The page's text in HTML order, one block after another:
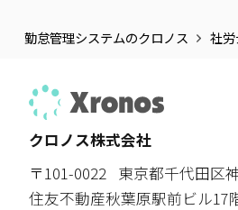
勤怠管理システムのクロノス 社
クロノス株式会社
〒101-0022
東京都千代田区
住友不動産秋葉原駅前ビル17